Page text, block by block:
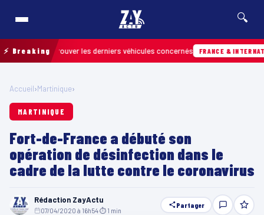
🔍
⚡ Breaking
retrouver les derniers véhicules concernés FRANCE & INTERNATIONALE
Accueil›Martinique›
MARTINIQUE
Fort-de-France a débuté son
opération de désinfection dans le
cadre de la lutte contre le coronavirus
Rédaction ZayActu
07/04/2020 à 16h54⏱ 1 min
Partager